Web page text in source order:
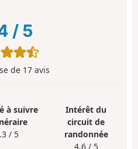
/ 5
de 17 avis
à suivre
/ 5
Intérêt du
circuit de
randonnée
4.6 / 5